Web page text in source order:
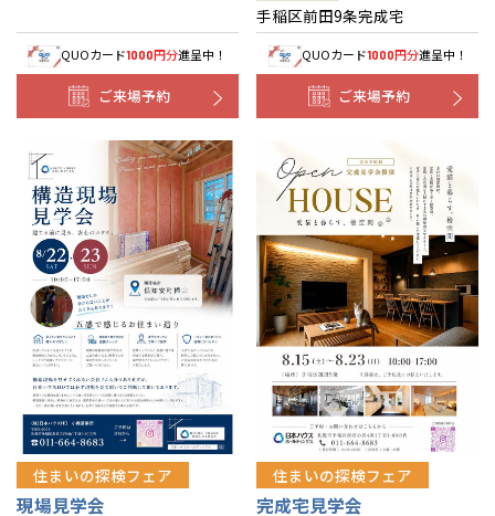
QUOカード1000円分進呈中！
ご来場予約
手稲区前田9条完成宅
QUOカード1000円分進呈中！
ご来場予約
住まいの探検フェア
現場見学会
住まいの探検フェア
完成宅見学会
全国の展示場
北海道
札幌
道央
道北
東北
青森
秋田
甲信越・北陸
新潟
関東
お近くのイベント
北海道
札幌
札幌
小樽
道央
苫小牧千歳
小樽
道北
東北
青森県
八戸
青森
秋田県
秋田
甲信越・北陸
新潟県
長岡
関東